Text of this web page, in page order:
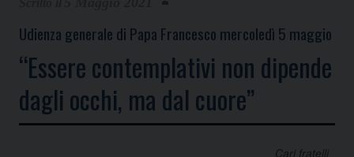
Udienza generale di Papa Francesco mercoledì 5 maggio
“Essere contemplativi non dipende
dagli occhi, ma dal cuore”
Cari fratelli